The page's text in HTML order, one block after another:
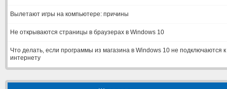
Вылетают игры на компьютере: причины
Не открываются страницы в браузерах в Windows 10
Что делать, если программы из магазина в Windows 10 не подключаются к
интернету